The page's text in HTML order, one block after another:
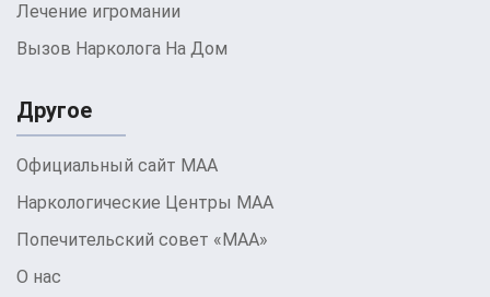
Лечение игромании
Вызов Нарколога На Дом
Другое
Официальный сайт МАА
Наркологические Центры МАА
Попечительский совет «МАА»
О нас